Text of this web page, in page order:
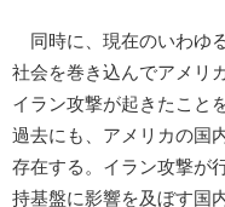
同時に、現在のいわゆ
社会を巻き込んでアメリ
イラン攻撃が起きたこと
過去にも、アメリカの国
存在する。イラン攻撃が
持基盤に影響を及ぼす国